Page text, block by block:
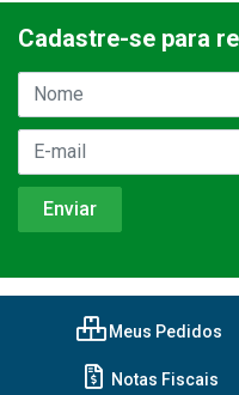
Cadastre-se para
Meus Pedidos
Notas Fiscais